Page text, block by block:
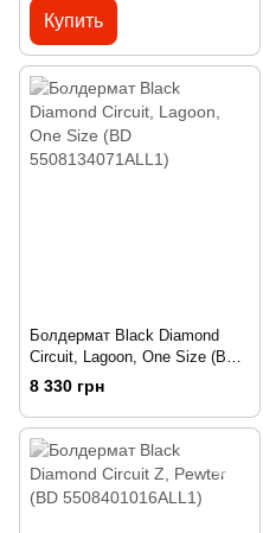
Купить
Болдермат Black Diamond
Circuit, Lagoon, One Size (BD
5508134071ALL1)
8 330 грн